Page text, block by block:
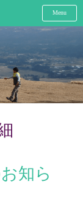
Menu
知ら